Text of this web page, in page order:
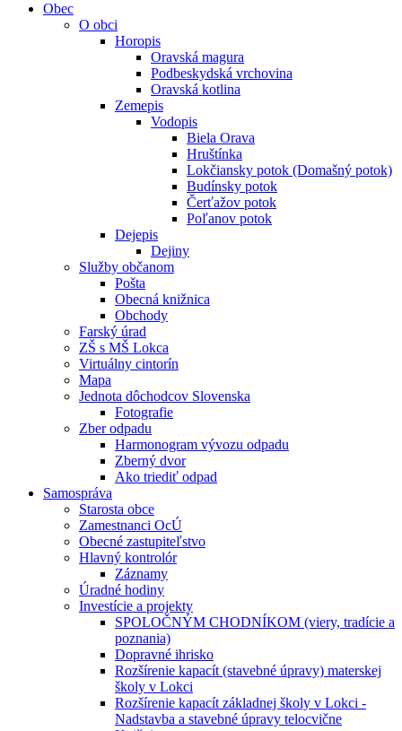
Obec
O obci
Horopis
Oravská magura
Podbeskydská vrchovina
Oravská kotlina
Zemepis
Vodopis
Biela Orava
Hruštínka
Lokčiansky potok (Domašný potok)
Budínsky potok
Čerťažov potok
Poľanov potok
Dejepis
Dejiny
Služby občanom
Pošta
Obecná knižnica
Obchody
Farský úrad
ZŠ s MŠ Lokca
Virtuálny cintorín
Mapa
Jednota dôchodcov Slovenska
Fotografie
Zber odpadu
Harmonogram vývozu odpadu
Zberný dvor
Ako triediť odpad
Samospráva
Starosta obce
Zamestnanci OcÚ
Obecné zastupiteľstvo
Hlavný kontrolór
Záznamy
Úradné hodiny
Investície a projekty
SPOLOČNÝM CHODNÍKOM (viery, tradície a
poznania)
Dopravné ihrisko
Rozšírenie kapacít (stavebné úpravy) materskej
školy v Lokci
Rozšírenie kapacít základnej školy v Lokci -
Nadstavba a stavebné úpravy telocvične